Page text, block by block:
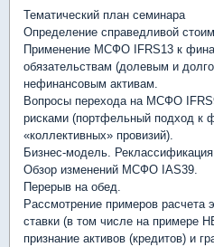
Тематический план семинара
Определение справедливой
Применение МСФО IFRS13 к
обязательствам (долевым и
нефинансовым активам.
Вопросы перехода на МСФО
рисками (портфельный подход к
«коллективных» провизий).
Бизнес-модель.
Обзор изменений МСФО IAS39.
Перерыв на обед.
Рассмотрение примеров расчета
ставки (в том числе на примере
признание активов (кредитов) и